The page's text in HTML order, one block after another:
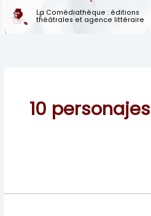
contenido
La Comédiathèque : éditions
théâtrales et agence littéraire
10 personajes